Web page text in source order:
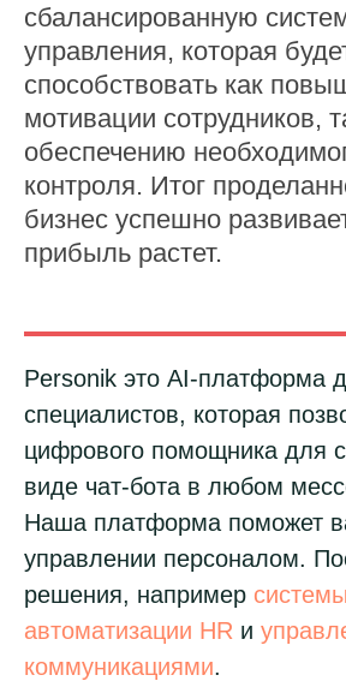
сбалансированную
управления, которая
способствовать как
мотивации сотрудников,
обеспечению
контроля. Итог
бизнес успешно
прибыль растет.
Personik это AI-платформа
специалистов, которая
цифрового помощника для
виде чат-бота в любом
Наша платформа поможет
управлении персоналом.
решения, например системы
автоматизации HR и
коммуникациями.
© 2017-2025 ООО «Дэвикон»
Производство
Фармацевтика
Агропром
Интеграции
Тарифы
Конструктор чат-ботов
Гайд по платформе
Документы
Блог
Компания
О нас
Контакты
Политика конфиденциальности
Служба поддержки:support@personik.com